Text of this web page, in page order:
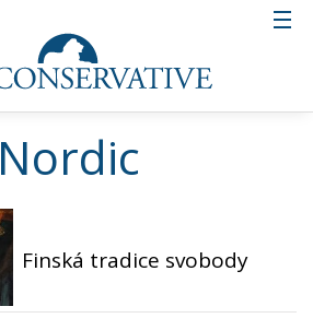
Nordic
Finská tradice svobody